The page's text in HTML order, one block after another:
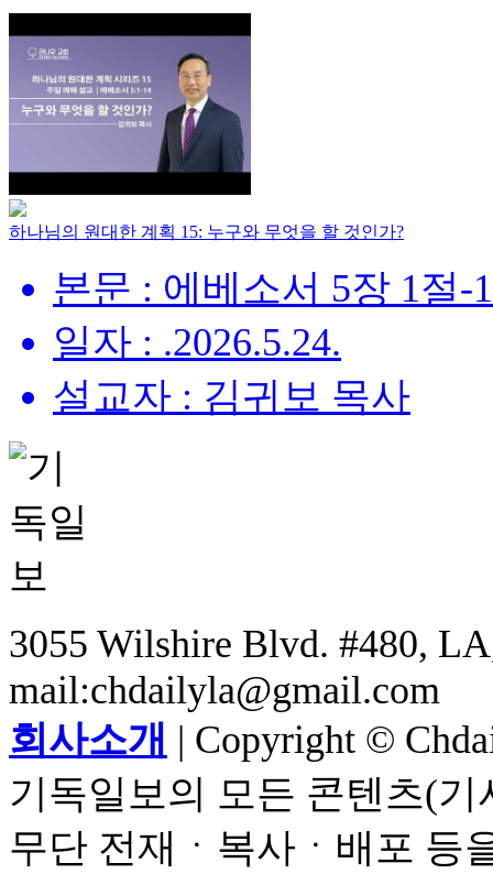
하나님의 원대한 계획 15: 누구와 무엇을 할 것인가?
본문 : 에베소서 5장 1절-
일자 : .2026.5.24.
설교자 : 김귀보 목사
3055 Wilshire Blvd. #480,
mail:chdailyla@gmail.com
회사소개 | Copyright ©
기독일보의 모든 콘텐츠(
무단 전재ㆍ복사ㆍ배포 등